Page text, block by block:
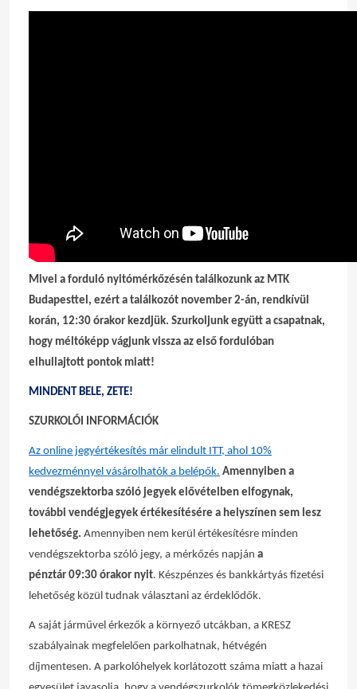
Mivel a forduló nyitómérkőzésén találkozunk az MTK
Budapesttel, ezért a találkozót november 2-án, rendkívül
korán, 12:30 órakor kezdjük. Szurkoljunk együtt a csapatnak,
hogy méltóképp vágjunk vissza az első fordulóban
elhullajtott pontok miatt!
MINDENT BELE, ZETE!
SZURKOLÓI INFORMÁCIÓK
Az online jegyértékesítés már elindult ITT, ahol 10%
kedvezménnyel vásárolhatók a belépők. Amennyiben a
vendégszektorba szóló jegyek elővételben elfogynak,
további vendégjegyek értékesítésére a helyszínen sem lesz
lehetőség. Amennyiben nem kerül értékesítésre minden
vendégszektorba szóló jegy, a mérkőzés napján a
pénztár 09:30 órakor nyit. Készpénzes és bankkártyás fizetési
lehetőség közül tudnak választani az érdeklődők.
A saját járművel érkezők a környező utcákban, a KRESZ
szabályainak megfelelően parkolhatnak, hétvégén
díjmentesen. A parkolóhelyek korlátozott száma miatt a hazai